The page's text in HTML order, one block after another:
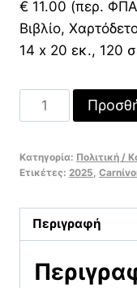
€ 11.00 (περ.
Βιβλίο,
14 x 20 εκ., 120
Ήρθα
Εδώ
μας
Μια
Ιστορία
Κατηγορία: Πολιτική /
Ετικέτες: 2025
Περιγραφή